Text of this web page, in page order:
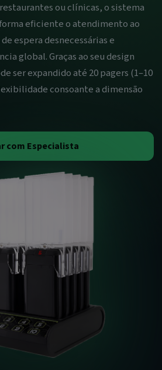
ou clínicas, o sistema
eficiente o atendimento ao
espera desnecessárias e
global. Graças ao seu design
ser expandido até 20 pagers (1–10
consoante a dimensão
com Especialista